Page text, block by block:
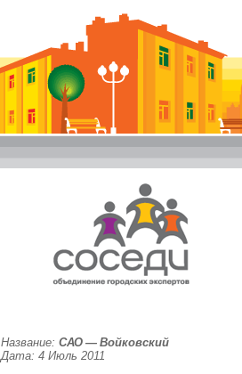
Название: САО — Войковский
Дата: 4 Июль 2011